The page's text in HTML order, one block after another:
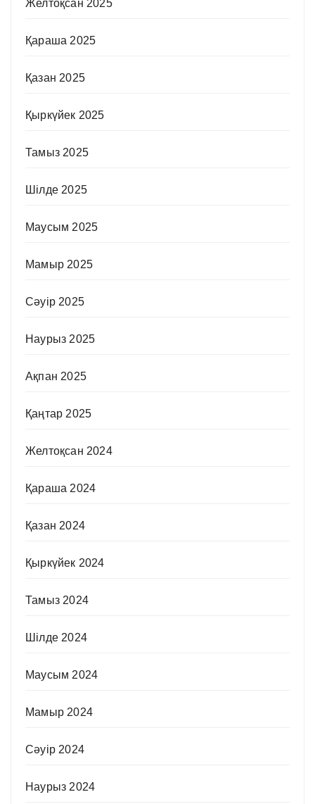
Желтоқсан 2025
Қараша 2025
Қазан 2025
Қыркүйек 2025
Тамыз 2025
Шілде 2025
Маусым 2025
Мамыр 2025
Сәуір 2025
Наурыз 2025
Ақпан 2025
Қаңтар 2025
Желтоқсан 2024
Қараша 2024
Қазан 2024
Қыркүйек 2024
Тамыз 2024
Шілде 2024
Маусым 2024
Мамыр 2024
Сәуір 2024
Наурыз 2024